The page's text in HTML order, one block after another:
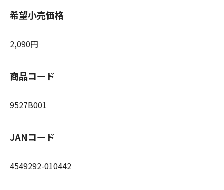
希望小売価格
2,090円
商品コード
9527B001
JANコード
4549292-010442